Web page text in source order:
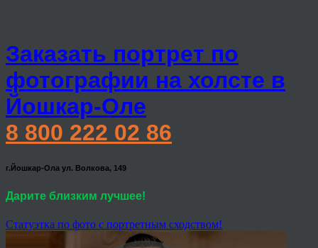
Заказать портрет по
фотографии на холсте в
Йошкар-Оле
8 800 222 02 86
г.Йошкар-Ола ул. Волкова, 149
Дарите близким лучшее!
Статуэтка по фото с портретным сходством!